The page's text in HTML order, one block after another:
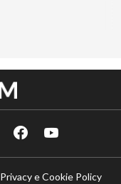
Privacy e Cookie Policy